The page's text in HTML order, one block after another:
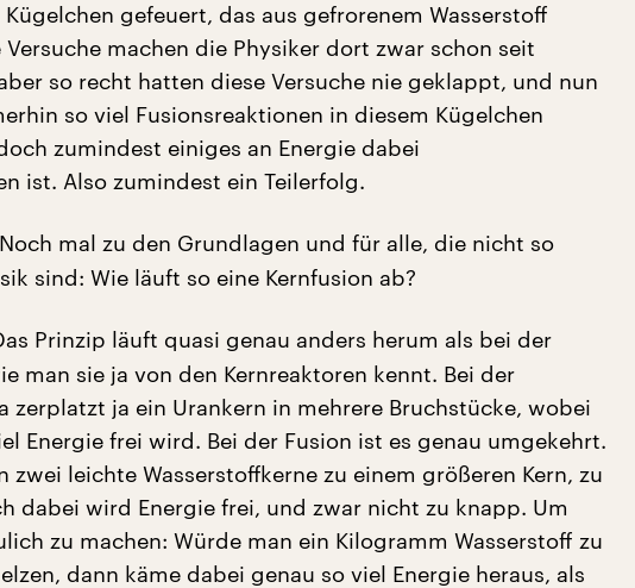
gefeuert, das aus gefrorenem Wasserstoff
machen die Physiker dort zwar schon seit
so recht hatten diese Versuche nie geklappt, und nun
so viel Fusionsreaktionen in diesem Kügelchen
zumindest einiges an Energie dabei
ist. Also zumindest ein Teilerfolg.
Noch mal zu den Grundlagen und für alle, die nicht so
sind: Wie läuft so eine Kernfusion ab?
Prinzip läuft quasi genau anders herum als bei der
man sie ja von den Kernreaktoren kennt. Bei der
zerplatzt ja ein Urankern in mehrere Bruchstücke, wobei
Energie frei wird. Bei der Fusion ist es genau umgekehrt.
zwei leichte Wasserstoffkerne zu einem größeren Kern, zu
dabei wird Energie frei, und zwar nicht zu knapp. Um
zu machen: Würde man ein Kilogramm Wasserstoff zu
dann käme dabei genau so viel Energie heraus, als